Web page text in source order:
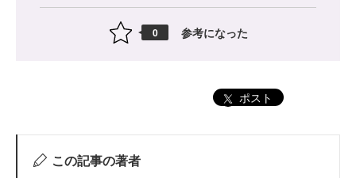
0 参考になった
ポスト
この記事の著者